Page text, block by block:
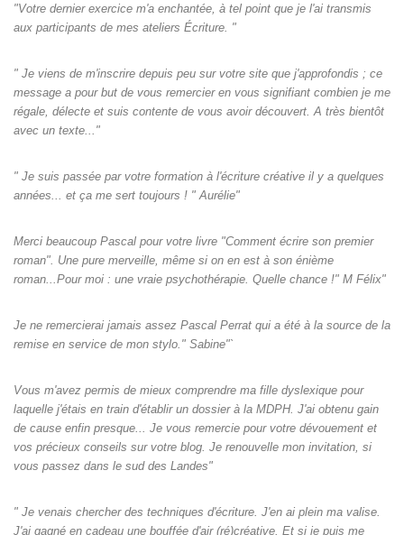
"Votre dernier exercice m'a enchantée, à tel point que je l'ai transmis
aux participants de mes ateliers Écriture. "
" Je viens de m'inscrire depuis peu sur votre site que j'approfondis ; ce
message a pour but de vous remercier en vous signifiant combien je me
régale, délecte et suis contente de vous avoir découvert. A très bientôt
avec un texte..."
" Je suis passée par votre formation à l'écriture créative il y a quelques
années... et ça me sert toujours ! " Aurélie"
Merci beaucoup Pascal pour votre livre "Comment écrire son premier
roman". Une pure merveille, même si on en est à son énième
roman...Pour moi : une vraie psychothérapie. Quelle chance !" M Félix"
Je ne remercierai jamais assez Pascal Perrat qui a été à la source de la
remise en service de mon stylo." Sabine"`
Vous m'avez permis de mieux comprendre ma fille dyslexique pour
laquelle j'étais en train d'établir un dossier à la MDPH. J'ai obtenu gain
de cause enfin presque... Je vous remercie pour votre dévouement et
vos précieux conseils sur votre blog. Je renouvelle mon invitation, si
vous passez dans le sud des Landes"
" Je venais chercher des techniques d'écriture. J'en ai plein ma valise.
J'ai gagné en cadeau une bouffée d'air (ré)créative. Et si je puis me